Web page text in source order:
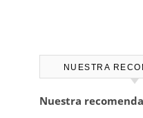
NUESTRA
Nuestra